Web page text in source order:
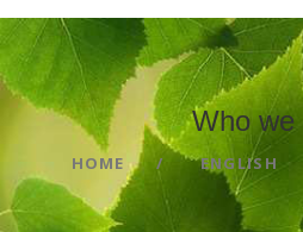
Who we
HOME ENGLISH